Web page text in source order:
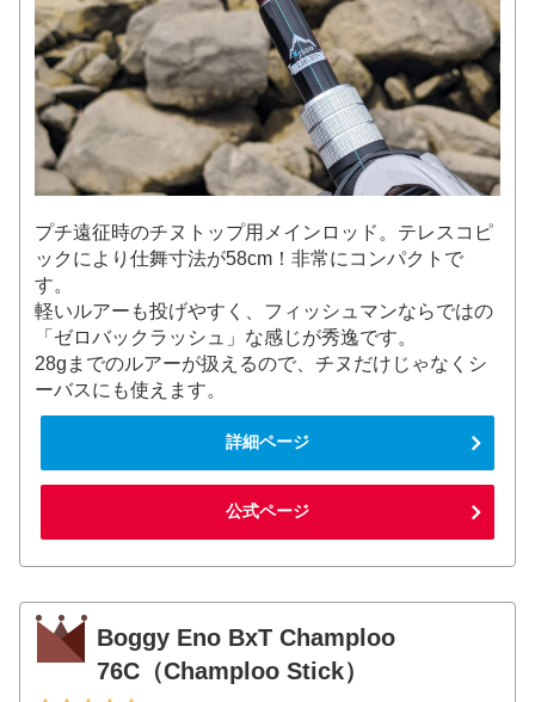
プチ遠征時のチヌトップ用メインロッド。テレスコピ
ックにより仕舞寸法が58cm！非常にコンパクトで
す。
軽いルアーも投げやすく、フィッシュマンならではの
「ゼロバックラッシュ」な感じが秀逸です。
28gまでのルアーが扱えるので、チヌだけじゃなくシ
ーバスにも使えます。
詳細ページ
公式ページ
Boggy Eno BxT Champloo
76C（Champloo Stick）